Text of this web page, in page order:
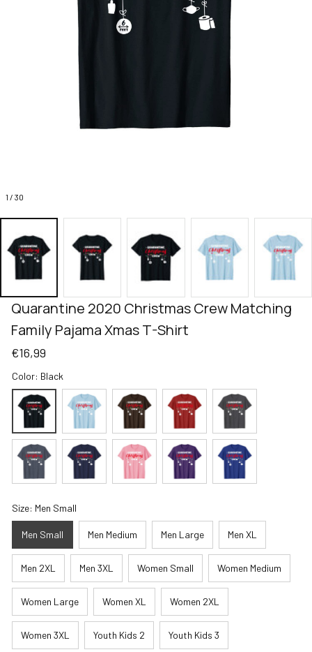
1 / 30
Quarantine 2020 Christmas Crew Matching
Family Pajama Xmas T-Shirt
€16,99
Color: Black
Size: Men Small
Men Small Men Medium Men Large Men XL
Men 2XL Men 3XL Women Small Women Medium
Women Large Women XL Women 2XL
Women 3XL Youth Kids 2 Youth Kids 3